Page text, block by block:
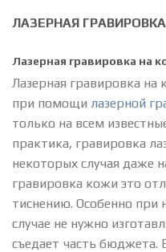
ЛАЗЕРНАЯ
Лазерная гравировка на
Лазерная гравировка на
при помощи лазерной
только на всем
практика, гравировка
некоторых случая даже
гравировка кожи это
тиснению. Особенно
случае не нужно
съедает часть бюджета.